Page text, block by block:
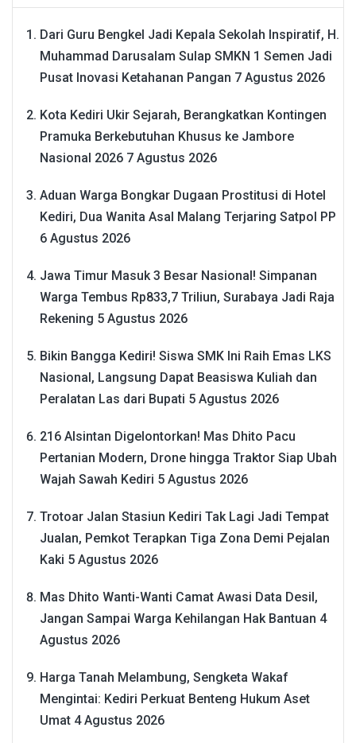
Dari Guru Bengkel Jadi Kepala Sekolah Inspiratif, H.
Muhammad Darusalam Sulap SMKN 1 Semen Jadi
Pusat Inovasi Ketahanan Pangan 7 Agustus 2026
Kota Kediri Ukir Sejarah, Berangkatkan Kontingen
Pramuka Berkebutuhan Khusus ke Jambore
Nasional 2026 7 Agustus 2026
Aduan Warga Bongkar Dugaan Prostitusi di Hotel
Kediri, Dua Wanita Asal Malang Terjaring Satpol PP
6 Agustus 2026
Jawa Timur Masuk 3 Besar Nasional! Simpanan
Warga Tembus Rp833,7 Triliun, Surabaya Jadi Raja
Rekening 5 Agustus 2026
Bikin Bangga Kediri! Siswa SMK Ini Raih Emas LKS
Nasional, Langsung Dapat Beasiswa Kuliah dan
Peralatan Las dari Bupati 5 Agustus 2026
216 Alsintan Digelontorkan! Mas Dhito Pacu
Pertanian Modern, Drone hingga Traktor Siap Ubah
Wajah Sawah Kediri 5 Agustus 2026
Trotoar Jalan Stasiun Kediri Tak Lagi Jadi Tempat
Jualan, Pemkot Terapkan Tiga Zona Demi Pejalan
Kaki 5 Agustus 2026
Mas Dhito Wanti-Wanti Camat Awasi Data Desil,
Jangan Sampai Warga Kehilangan Hak Bantuan 4
Agustus 2026
Harga Tanah Melambung, Sengketa Wakaf
Mengintai: Kediri Perkuat Benteng Hukum Aset
Umat 4 Agustus 2026